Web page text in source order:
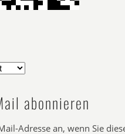
abonnieren
Adresse an, wenn Sie